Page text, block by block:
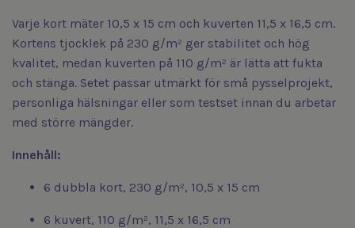
Varje kort mäter 10,5 x 15 cm och kuverten 11,5 x 16,5 cm.
Kortens tjocklek på 230 g/m² ger stabilitet och hög
kvalitet, medan kuverten på 110 g/m² är lätta att fukta
och stänga. Setet passar utmärkt för små pysselprojekt,
personliga hälsningar eller som testset innan du arbetar
med större mängder.
Innehåll:
6 dubbla kort, 230 g/m², 10,5 x 15 cm
6 kuvert, 110 g/m², 11,5 x 16,5 cm